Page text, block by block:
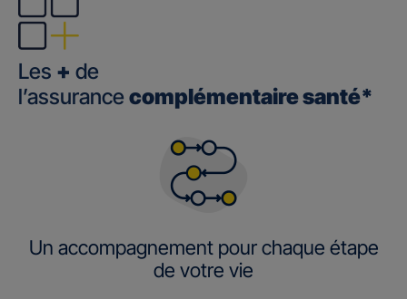
Les + de
l’assurance complémentaire santé*
Un accompagnement pour chaque étape
de votre vie